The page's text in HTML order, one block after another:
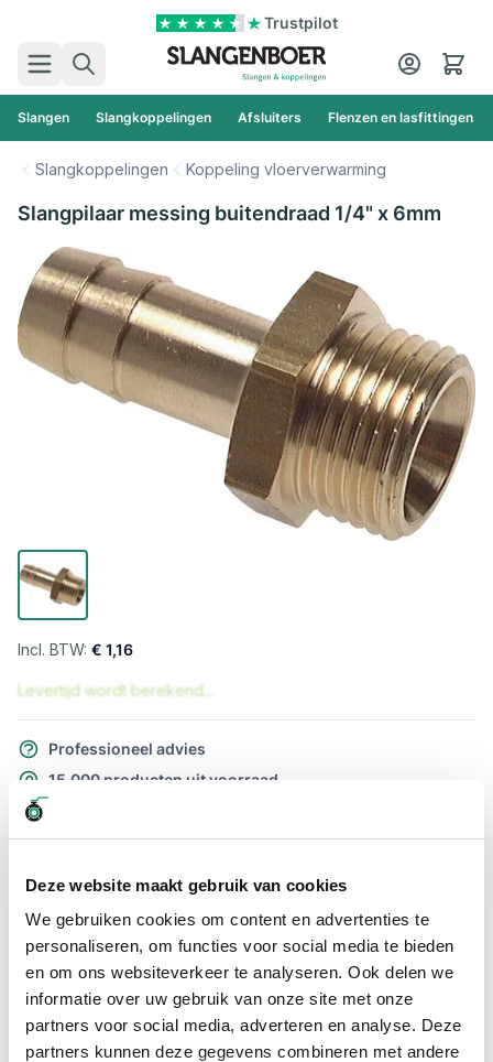
Deze website maakt gebruik van cookies
We gebruiken cookies om content en advertenties te
personaliseren, om functies voor social media te bieden
en om ons websiteverkeer te analyseren. Ook delen we
informatie over uw gebruik van onze site met onze
partners voor social media, adverteren en analyse. Deze
partners kunnen deze gegevens combineren met andere
Trustpilot
Zoek
Cart
Slangen Slangkoppelingen Afsluiters Flenzen en lasfittingen
Slangkoppelingen Koppeling vloerverwarming
Slangpilaar messing buitendraad 1/4" x 6mm
€ 1,16
Levertijd wordt berekend...
Professioneel advies
15.000 producten uit voorraad
Snelle levering
Meer informatie
Meer informatie
Maatvoering koppeling 1/4" x 6mm